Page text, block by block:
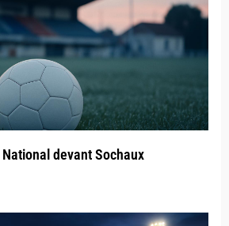
devant Sochaux